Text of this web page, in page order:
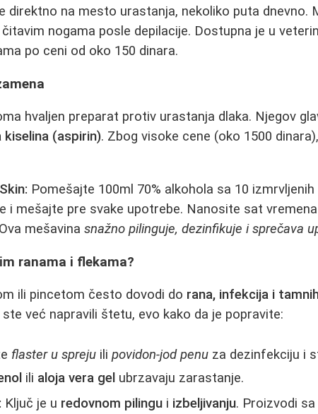
direktno na mesto urastanja, nekoliko puta dnevno.
nogama posle depilacije. Dostupna je u
po ceni od oko 150 dinara.
hvaljen preparat protiv urastanja dlaka. Njegov
kiselina (aspirin). Zbog visoke cene (oko 1500
Pomešajte 100ml 70% alkohola sa 10
i mešajte pre svake upotrebe. Nanosite sat
mešavinasnažno pilinguje, dezinfikuje i sprečava
ranama i flekama?
ili pincetom često dovodi do rana, infekcija i
ste već napravili štetu, evo kako da je popravite:
flaster u spreju ilipovidon-jod penu za dezinfekciju i
ili aloja vera gel ubrzavaju zarastanje.
Ključ je u redovnom pilingu i izbeljivanju. Proizvodi